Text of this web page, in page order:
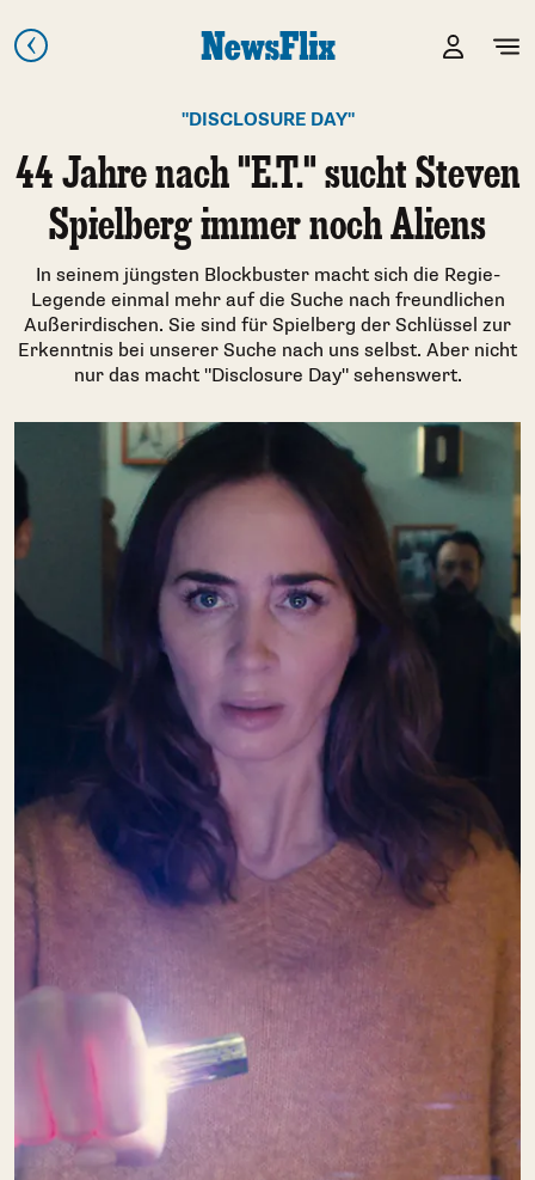
"DISCLOSURE DAY"
44 Jahre nach "E.T." sucht Steven
Spielberg immer noch Aliens
In seinem jüngsten Blockbuster macht sich die Regie-
Legende einmal mehr auf die Suche nach freundlichen
Außerirdischen. Sie sind für Spielberg der Schlüssel zur
Erkenntnis bei unserer Suche nach uns selbst. Aber nicht
nur das macht "Disclosure Day" sehenswert.